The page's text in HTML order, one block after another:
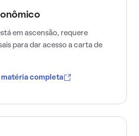
em ascensão, requere
para dar acesso a carta de
matéria completa